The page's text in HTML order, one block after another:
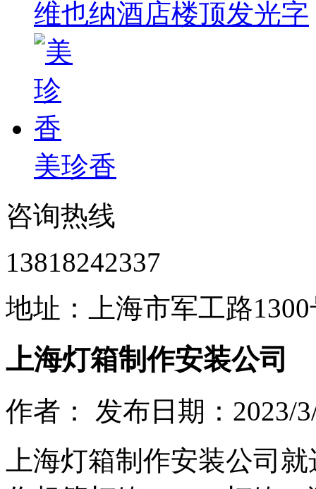
维也纳酒店楼顶发光字
美珍香
咨询热线
13818242337
地址：上海市军工路
​上海灯箱制作安装公司
作者： 发布日期：2023/
上海灯箱制作安装公司